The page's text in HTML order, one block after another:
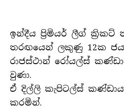
ඉන්දීය ප්‍රිමියර් ලීග් ක්‍රිකට්
තරඟයෙන් ලකුණු 12ක
රාජස්ථාන් රෝයල්ස්
වුණා.
ඒ දිල්ලි කැපිටල්ස්
කරමින්.